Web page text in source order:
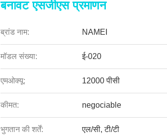
बनावट एसजीएस प्रमाणन
ब्रांड नाम: NAMEI
मॉडल संख्या: ई-020
एमओक्यू: 12000 पीसी
कीमत: negociable
भुगतान की शर्तें: एल/सी, टी/टी